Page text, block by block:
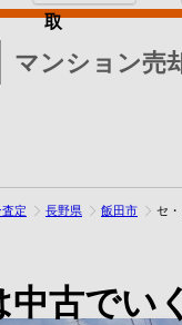
マンション売
取
定 長野県 飯田市 セ
中古でい